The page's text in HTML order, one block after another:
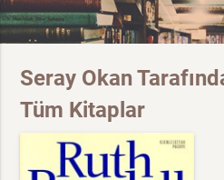
Seray Okan
Tüm Kitaplar